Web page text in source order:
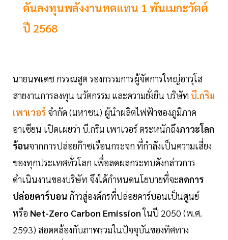
ดันลงทุนพลังงานทดแทน 1 พันเมกะวัตต์
ปี 2568
นายนพเดช กรรณสูต รองกรรมการผู้จัดการใหญ่อาวุโส
สายงานการลงทุน นวัตกรรม และความยั่งยืน บริษัท บี.กริม
เพาเวอร์ จำกัด (มหาชน) ผู้นำผลิตไฟฟ้าของภูมิภาค
อาเซียน เปิดเผยว่า บี.กริม เพาเวอร์ ตระหนักถึงภาวะโลก
ร้อนจากการปล่อยก๊าซเรือนกระจก ที่กำลังเป็นความเสี่ยง
ของทุกประเทศทั่วโลก เพื่อลดผลกระทบดังกล่าวการ
ดำเนินงานของบริษัท จึงได้กำหนดนโยบายที่จะลดการ
ปล่อยคาร์บอน ก้าวสู่องค์กรที่ปล่อยคาร์บอนเป็นศูนย์
หรือ Net-Zero Carbon Emissionในปี 2050 (พ.ศ.
2593) สอดคล้องกับภาพรวมในปัจจุบันของทิศทาง